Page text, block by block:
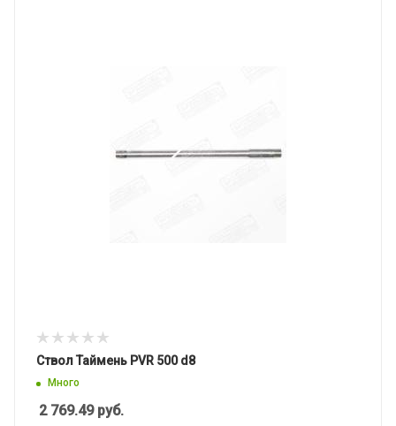
Ствол Таймень PVR 500 d8
Много
2 769.49руб.